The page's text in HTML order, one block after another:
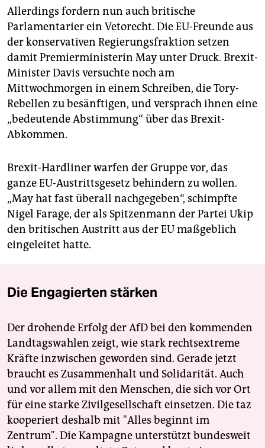
Allerdings fordern nun auch britische
Parlamentarier ein Vetorecht. Die EU-Freunde aus
der konservativen Regierungsfraktion setzen
damit Premierministerin May unter Druck. Brexit-
Minister Davis versuchte noch am
Mittwochmorgen in einem Schreiben, die Tory-
Rebellen zu besänftigen, und versprach ihnen eine
„bedeutende Abstimmung“ über das Brexit-
Abkommen.
Brexit-Hardliner warfen der Gruppe vor, das
ganze EU-Austrittsgesetz behindern zu wollen.
„May hat fast überall nachgegeben“, schimpfte
Nigel Farage, der als Spitzenmann der Partei Ukip
den britischen Austritt aus der EU maßgeblich
eingeleitet hatte.
Die Engagierten stärken
Der drohende Erfolg der AfD bei den kommenden
Landtagswahlen zeigt, wie stark rechtsextreme
Kräfte inzwischen geworden sind. Gerade jetzt
braucht es Zusammenhalt und Solidarität. Auch
und vor allem mit den Menschen, die sich vor Ort
für eine starke Zivilgesellschaft einsetzen. Die taz
kooperiert deshalb mit "Alles beginnt im
Zentrum". Die Kampagne unterstützt bundesweit